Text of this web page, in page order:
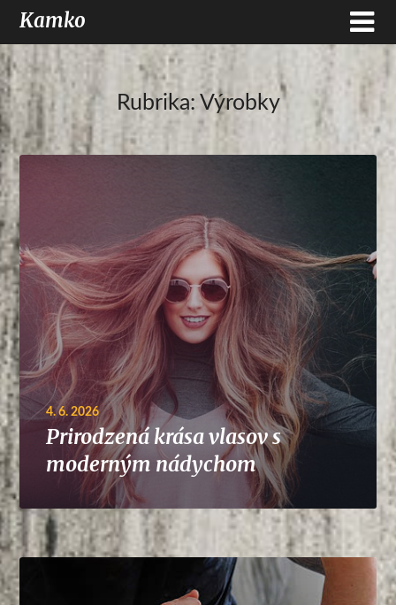
Kamko
Rubrika: Výrobky
4. 6. 2026
Prirodzená krása vlasov s
moderným nádychom